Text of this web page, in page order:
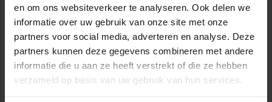
en om ons websiteverkeer te analyseren. Ook delen we
informatie over uw gebruik van onze site met onze
partners voor social media, adverteren en analyse. Deze
partners kunnen deze gegevens combineren met andere
informatie die u aan ze heeft verstrekt of die ze hebben
verzameld op basis van uw gebruik van hun services.
ZORG